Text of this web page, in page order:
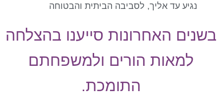
נגיע עד אליך, לסביבה הביתית והבטוחה
האחרונות סייענו בהצלחה
למאות הורים ולמשפחתם
התומכת.